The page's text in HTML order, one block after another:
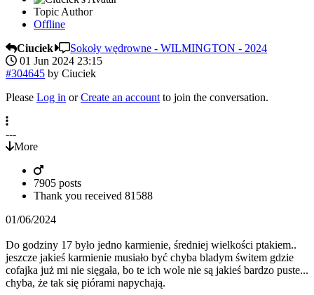
Topic Author
Offline
Ciuciek
Sokoły wędrowne - WILMINGTON - 2024
01 Jun 2024 23:15
#304645 by Ciuciek
Please Log in orCreate an account to join the conversation.
---
More
7905 posts
Thank you received 81588
01/06/2024
Do godziny 17 było jedno karmienie, średniej wielkości ptakiem..
jeszcze jakieś karmienie musiało być chyba bladym świtem gdzie
cofajka już mi nie sięgała, bo te ich wole nie są jakieś bardzo puste...
chyba, że tak się piórami napychają.